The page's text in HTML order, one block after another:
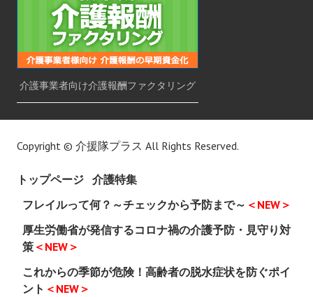
介護事業者向け介護報酬ファクタリング
Copyright © 介援隊プラス All Rights Reserved.
トップページ 介護特集
フレイルって何？～チェックから予防まで～ ＜NEW＞
厚生労働省が発信するコロナ禍の介護予防・見守り対
策 ＜NEW＞
これからの季節が危険！高齢者の脱水症状を防ぐポイ
ント ＜NEW＞